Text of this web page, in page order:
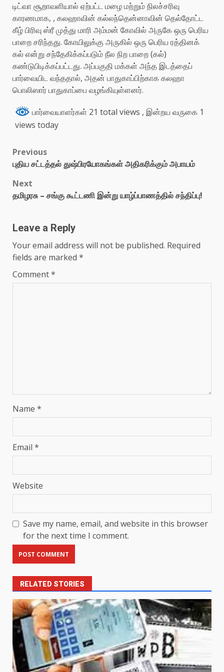
டிட்வா சூறாவளியால் ஏற்பட்ட மழை மற்றும் நிலச்சரிவு
காரணமாக, , கலஹாவின் கல்லந்தென்னாவின் தெல்தோட்ட
கீழ் பிரிவு ஸ்ரீ முத்து மாரி அம்மன் கோவில் அருகே ஒரு பெரிய
பாறை சரிந்தது. கோயிலுக்கு அருகில் ஒரு பெரிய ரத்தினக்
கல் என்று சந்தேகிக்கப்படும் நீல நிற பாறை (கல்)
கண்டுபிடிக்கப்பட்டது. அப்பகுதி மக்கள் அந்த இடத்தைப்
பார்வையிட வந்ததால், அதன் பாதுகாப்பிற்காக கலஹா
பொலிஸார் பாதுகாப்பை வழங்கியுள்ளனர்.
பார்வையாளர்கள் 21 total views , இன்றய வருகை 1
views today
Previous
புதிய சட்டத்தல் துஷ்பிரயோகங்கள் அதிகரிக்கும் அபாயம்
Next
தமிழரசு – சங்கு கூட்டணி இன்று யாழ்ப்பாணத்தில் சந்திப்பு!
Leave a Reply
Your email address will not be published. Required
fields are marked *
Comment*
Name *
Email *
Website
Save my name, email, and website in this browser
for the next time I comment.
RELATED STORIES